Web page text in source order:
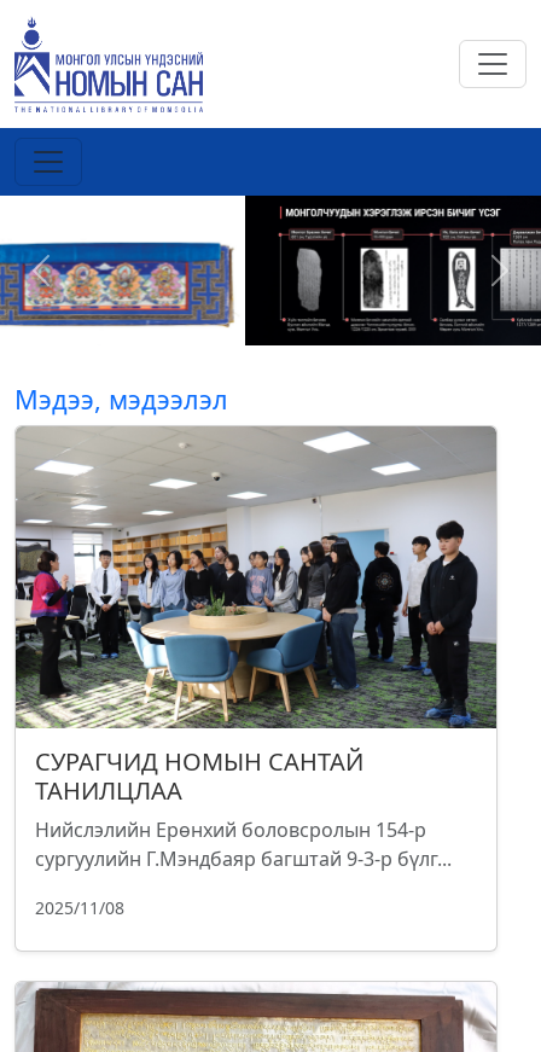
Previous Next
Мэдээ, мэдээлэл
СУРАГЧИД НОМЫН САНТАЙ
ТАНИЛЦЛАА
Нийслэлийн Ерөнхий боловсролын 154-р
сургуулийн Г.Мэндбаяр багштай 9-3-р бүлг...
2025/11/08